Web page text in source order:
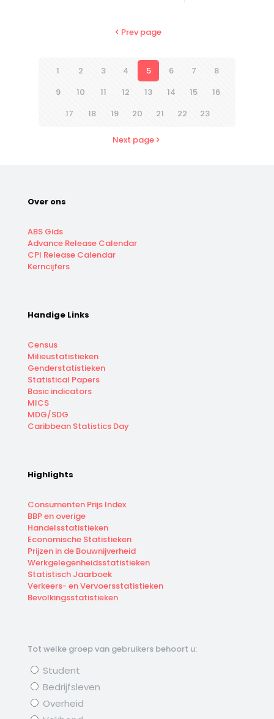
Prev page
1 2 3 4 5 6 7
8
9
10 11 12 13 14 15
16
17
18 19 20 21 22 23
Next page
Over ons
ABS Gids
Advance Release Calendar
CPI Release Calendar
Kerncijfers
Handige Links
Census
Milieustatistieken
Genderstatistieken
Statistical Papers
Basic indicators
MICS
MDG/SDG
Caribbean Statistics Day
Highlights
Consumenten Prijs Index
BBP en overige
Handelsstatistieken
Economische Statistieken
Prijzen in de Bouwnijverheid
Werkgelegenheidsstatistieken
Statistisch Jaarboek
Verkeers- en Vervoersstatistieken
Bevolkingsstatistieken
Tot welke groep van gebruikers behoort u:
Student
Bedrijfsleven
Overheid